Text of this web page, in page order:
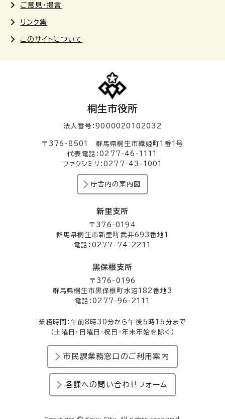
ご意見・提言
リンク集
このサイトについて
桐生市役所
法人番号：9000020102032
〒376-8501 群馬県桐生市織姫町1番1号
代表電話：0277-46-1111
ファクシミリ：0277-43-1001
庁舎内の案内図
新里支所
〒376-0194
群馬県桐生市新里町武井693番地1
電話：0277-74-2211
黒保根支所
〒376-0196
群馬県桐生市黒保根町水沼182番地3
電話：0277-96-2111
業務時間：午前8時30分から午後5時15分まで
（土曜日・日曜日・祝日・年末年始を除く）
市民課業務窓口のご利用案内
各課への問い合わせフォーム